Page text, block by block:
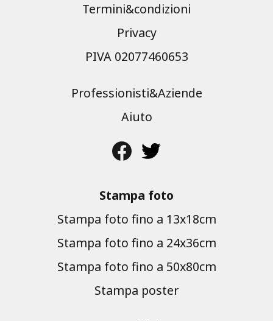
Termini&condizioni
Privacy
PIVA 02077460653
Professionisti&Aziende
Aiuto
Stampa foto
Stampa foto fino a 13x18cm
Stampa foto fino a 24x36cm
Stampa foto fino a 50x80cm
Stampa poster